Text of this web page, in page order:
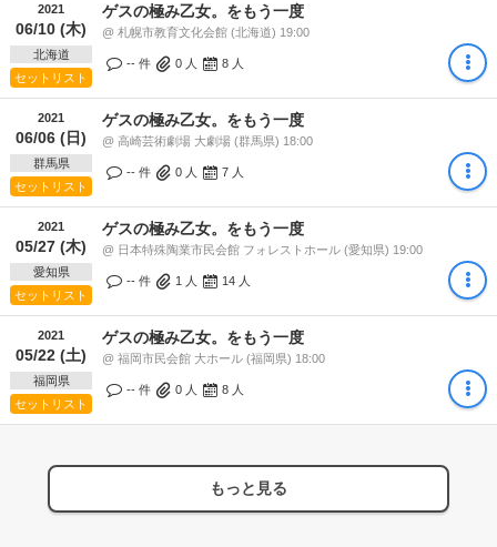
2021
06/10 (木)
北海道
セットリスト
ゲスの極み乙女。をもう一度
@ 札幌市教育文化会館 (北海道) 19:00
-- 件 0 人 8 人
2021
06/06 (日)
群馬県
セットリスト
ゲスの極み乙女。をもう一度
@ 高崎芸術劇場 大劇場 (群馬県) 18:00
-- 件 0 人 7 人
2021
05/27 (木)
愛知県
セットリスト
ゲスの極み乙女。をもう一度
@ 日本特殊陶業市民会館 フォレストホール (愛知県) 19:00
-- 件 1 人 14 人
2021
05/22 (土)
福岡県
セットリスト
ゲスの極み乙女。をもう一度
@ 福岡市民会館 大ホール (福岡県) 18:00
-- 件 0 人 8 人
もっと見る